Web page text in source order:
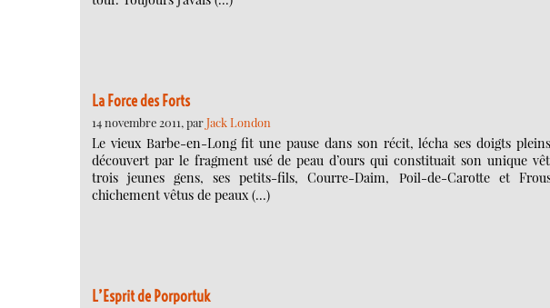
La Force des Forts
14 novembre 2011, parJack London
Le vieux Barbe-en-Long fit une pause dans son récit, lécha ses doigts
découvert par le fragment usé de peau d’ours qui constituait son unique
trois jeunes gens, ses petits-fils, Courre-Daim, Poil-de-Carotte et
chichement vêtus de peaux (…)
L’Esprit de Porportuk